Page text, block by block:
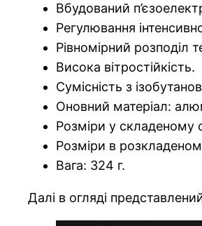
Вбудований
Регулювання
Рівномірний розподіл
Висока вітростійкість.
Сумісність з
Оновний матеріал:
Розміри у складеному
Розміри в
Вага: 324 г.
Далі в огляді